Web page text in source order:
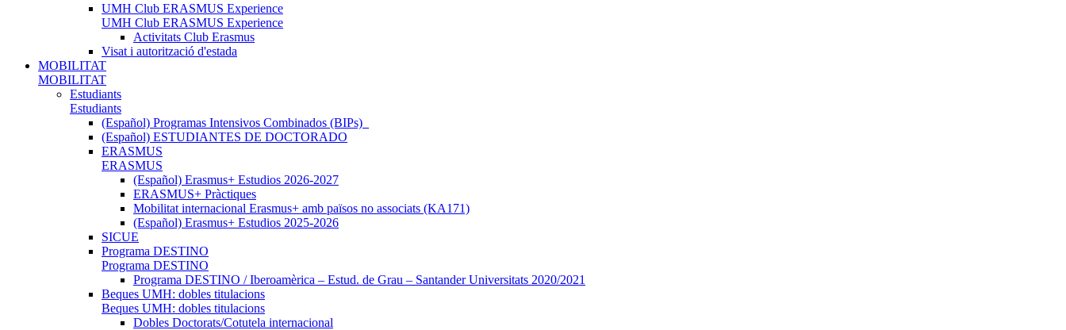
UMH Club ERASMUS Experience
UMH Club ERASMUS Experience
Activitats Club Erasmus
Visat i autorització d'estada
MOBILITAT
MOBILITAT
Estudiants
Estudiants
(Español) Programas Intensivos Combinados (BIPs)_
(Español) ESTUDIANTES DE DOCTORADO
ERASMUS
ERASMUS
(Español) Erasmus+ Estudios 2026-2027
ERASMUS+ Pràctiques
Mobilitat internacional Erasmus+ amb països no associats (KA171)
(Español) Erasmus+ Estudios 2025-2026
SICUE
Programa DESTINO
Programa DESTINO
Programa DESTINO / Iberoamèrica – Estud. de Grau – Santander Universitats 2020/2021
Beques UMH: dobles titulacions
Beques UMH: dobles titulacions
Dobles Doctorats/Cotutela internacional